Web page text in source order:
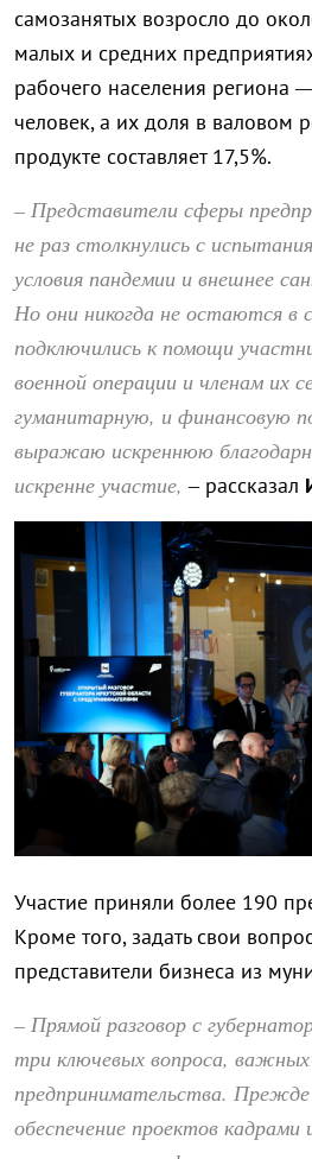
самозанятых возросло до
малых и средних
рабочего населения региона
человек, а их доля в валовом
продукте составляет 17,5%.
– Представители сферы
не раз столкнулись с
условия пандемии и внешнее
Но они никогда не остаются в
подключились к помощи
военной операции и членам их
гуманитарную, и финансовую
выражаю искреннюю
искренне участие, – рассказал
Участие приняли более 190
Кроме того, задать свои
представители бизнеса из
– Прямой разговор с
три ключевых вопроса,
предпринимательства. Прежде
обеспечение проектов кадрами